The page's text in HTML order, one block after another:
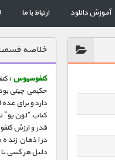
آموزش دانلود ارتباط با ما
خلاصه
کنفوسیوس :
حکیمی چینی
دارد و برای
کتاب “لون
قدر و ارزش
در اذهان
دلیل هر کسی تا